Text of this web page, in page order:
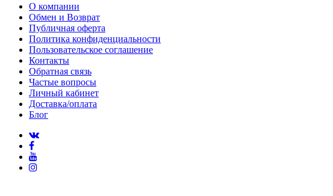
О компании
Обмен и Возврат
Публичная оферта
Политика конфиденциальности
Пользовательское соглашение
Контакты
Обратная связь
Частые вопросы
Личный кабинет
Доставка/оплата
Блог